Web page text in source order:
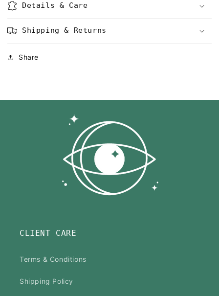
Details & Care
Shipping & Returns
Share
CLIENT CARE
Terms & Conditions
Shipping Policy